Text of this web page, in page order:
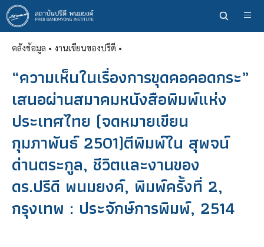
ข้าม
ไป
ยัง
เนื้อหา
คลังข้อมูล • งานเขียนของปรีดี •
“ความเห็นในเรื่องการขุดคอคอดกระ”
เสนอผ่านสมาคมหนังสือพิมพ์แห่ง
ประเทศไทย (จดหมายเขียน
กุมภาพันธ์ 2501)ตีพิมพ์ใน สุพจน์
ด่านตระกูล, ชีวิตและงานของ
ดร.ปรีดี พนมยงค์, พิมพ์ครั้งที่ 2,
กรุงเทพ : ประจักษ์การพิมพ์, 2514